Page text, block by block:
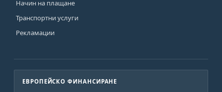
Начин на плащане
Транспортни услуги
Рекламации
ЕВРОПЕЙСКО ФИНАНСИРАНЕ